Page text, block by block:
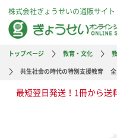
株式会社ぎょうせいの通販サイト
トップページ 教育・文化
共生社会の時代の特別支援教育 全
最短翌日発送！1冊から送